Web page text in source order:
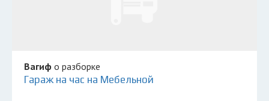
Вагиф о разборке
Гараж на час на Мебельной